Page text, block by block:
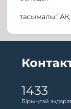
тасымалы" АҚ
1433
Бірыңғай